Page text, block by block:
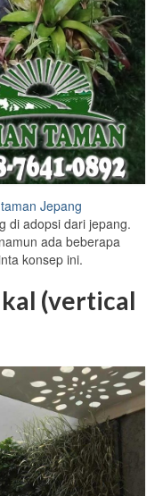
taman Jepang
di adopsi dari jepang.
ada beberapa
konsep ini.
(vertical